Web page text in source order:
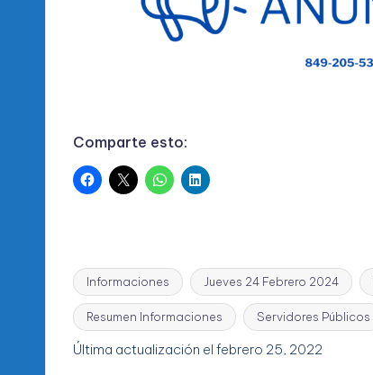
Comparte esto:
Etiquetas:
Informaciones Jueves 24 Febrero 2024
Resumen Informaciones Servidores Públicos
Última actualización el febrero 25, 2022